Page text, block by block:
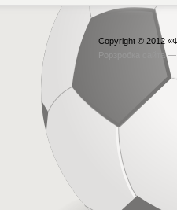
Copyright © 2012
Рорзробка сайта —